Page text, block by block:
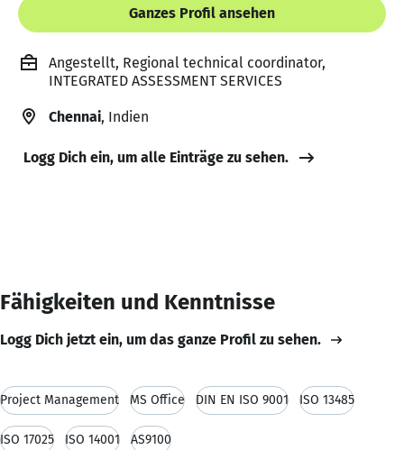
Ganzes Profil ansehen
Angestellt, Regional technical coordinator,
INTEGRATED ASSESSMENT SERVICES
Chennai, Indien
Logg Dich ein, um alle Einträge zu sehen.
Fähigkeiten und Kenntnisse
Logg Dich jetzt ein, um das ganze Profil zu sehen.
Project Management MS Office DIN EN ISO 9001 ISO 13485
ISO 17025 ISO 14001 AS9100